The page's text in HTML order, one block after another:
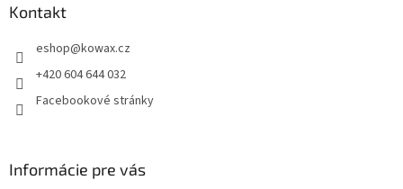
Kontakt
eshop@kowax.cz
+420 604 644 032
Facebookové stránky
Informácie pre vás